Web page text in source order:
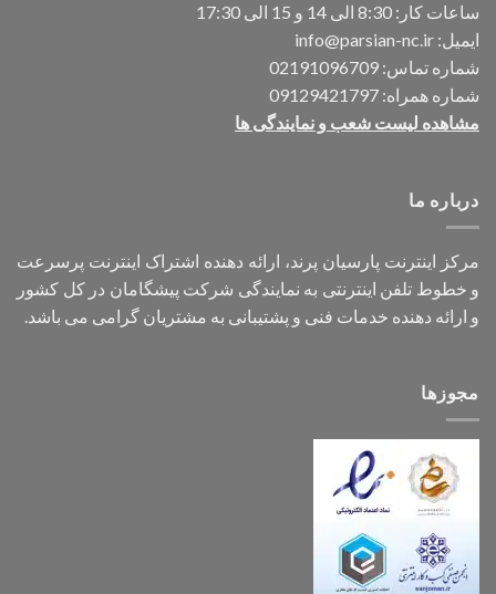
ساعات کار: 8:30 الی 14 و 15 الی 17:30
ایمیل: info@parsian-nc.ir
شماره تماس: 02191096709
شماره همراه: 09129421797
مشاهده لیست شعب و نمایندگی ها
درباره ما
مرکز اینترنت پارسیان پرند، ارائه دهنده اشتراک اینترنت پرسرعت
و خطوط تلفن اینترنتی به نمایندگی شرکت پیشگامان در کل کشور
و ارائه دهنده خدمات فنی و پشتیبانی به مشتریان گرامی می باشد.
مجوزها